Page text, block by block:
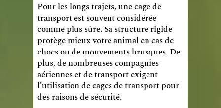
Pour les longs trajets, une cage de
transport est souvent considérée
comme plus sûre. Sa structure rigide
protège mieux votre animal en cas de
chocs ou de mouvements brusques. De
plus, de nombreuses compagnies
aériennes et de transport exigent
l’utilisation de cages de transport pour
des raisons de sécurité.